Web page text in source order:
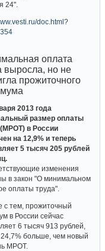
24".
doc.html?
оплата
выросла, но не
прожиточного
2013 года
размер оплаты
в России
на 12,9% и теперь
5 тысяч 205 рублей
изменения
в закон "О минимальном
оплаты труда".
с тем, прожиточный
в России сейчас
6 тысяч 913 рублей,
24,7% больше, чем новый
МРОТ.